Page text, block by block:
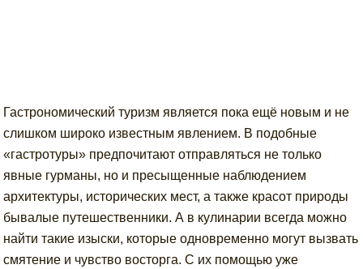
Гастрономический туризм является пока ещё новым и не
слишком широко известным явлением. В подобные
«гастротуры» предпочитают отправляться не только
явные гурманы, но и пресыщенные наблюдением
архитектуры, исторических мест, а также красот природы
бывалые путешественники. А в кулинарии всегда можно
найти такие изыски, которые одновременно могут вызвать
смятение и чувство восторга. С их помощью уже